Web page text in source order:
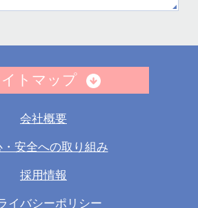
トマップ
会社概要
安全への取り組み
採用情報
イバシーポリシー